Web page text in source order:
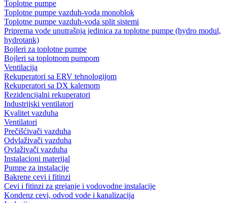
Toplotne pumpe
Toplotne pumpe vazduh-voda monoblok
Toplotne pumpe vazduh-voda split sistemi
Priprema vode unutrašnja jedinica za toplotne pumpe (hydro modul,
hydrotank)
Bojleri za toplotne pumpe
Bojleri sa toplotnom pumpom
Ventilacija
Rekuperatori sa ERV tehnologijom
Rekuperatori sa DX kalemom
Rezidencijalni rekuperatori
Industrijski ventilatori
Kvalitet vazduha
Ventilatori
Prečišćivači vazduha
Odvlaživači vazduha
Ovlaživači vazduha
Instalacioni materijal
Pumpe za instalacije
Bakrene cevi i fitinzi
Cevi i fitinzi za grejanje i vodovodne instalacije
Kondenz cevi, odvod vode i kanalizacija